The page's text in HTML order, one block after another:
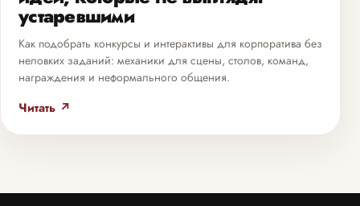
устаревшими
Как подобрать конкурсы и интерактивы для корпоратива без
неловких заданий: механики для сцены, столов, команд,
награждения и неформального общения.
Читать ↗